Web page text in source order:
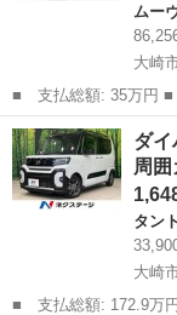
ムー
大崎
■ 支払総額: 35万円 ■ 車両本体価格： 315,000 円 ■ メーカー
名： ダイハツ ■ 車
ネオートマ ベンチシ
アルミホイール ...
宮城 大崎市
ダ
周
タント
大崎
■ 支払総額: 172.9万円 ■ 車両本体価格： 1,648,000 円 ■ メーカ